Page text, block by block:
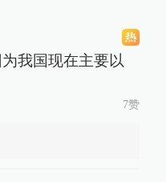
我国现在主要以
7赞